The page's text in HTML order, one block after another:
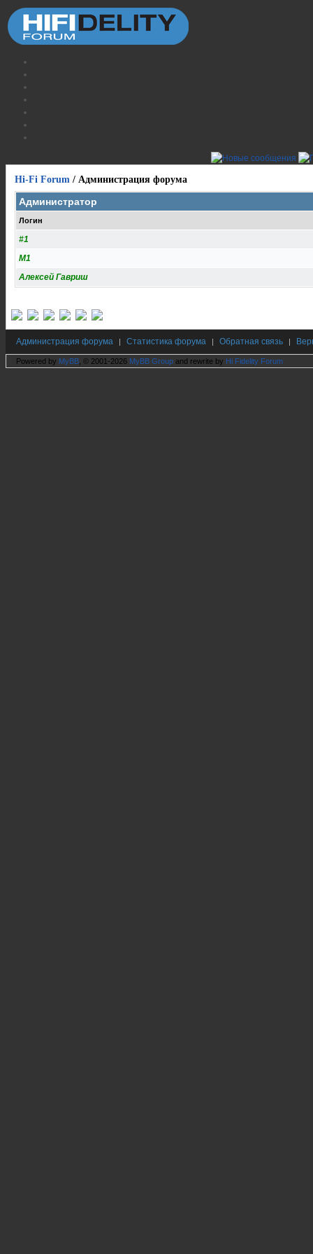
Hi-Fi Forum / Администрация форума
Администратор
Логин
#1
M1
Алексей Гавриш
Администрация форума | Статистика форума | Обратная связь |
Powered by MyBB , © 2001-2026 MyBB Group and rewrite by Hi Fidelity Forum